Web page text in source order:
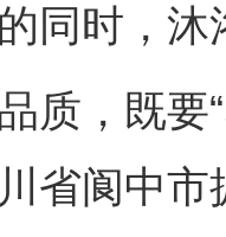
同时，沐
，既要“
省阆中